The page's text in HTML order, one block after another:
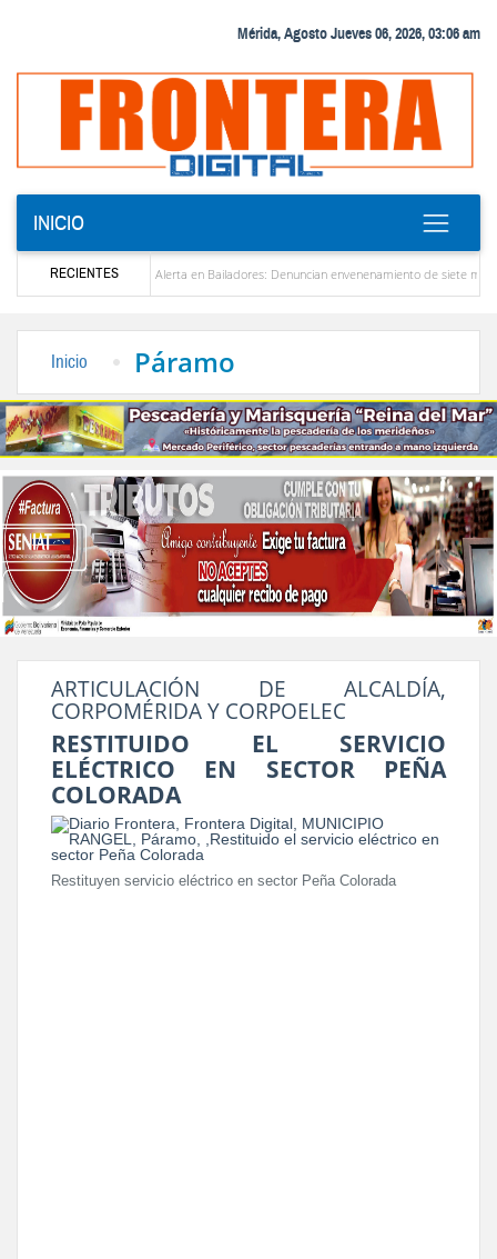
Mérida, Agosto Jueves 06, 2026, 03:06 am
INICIO
RECIENTES
Alerta en Bailadores: Denuncian envenenamiento de siete mascotas en El
Inicio Páramo
ARTICULACIÓN DE ALCALDÍA,
CORPOMÉRIDA Y CORPOELEC
RESTITUIDO EL SERVICIO
ELÉCTRICO EN SECTOR PEÑA
COLORADA
Restituyen servicio eléctrico en sector Peña Colorada